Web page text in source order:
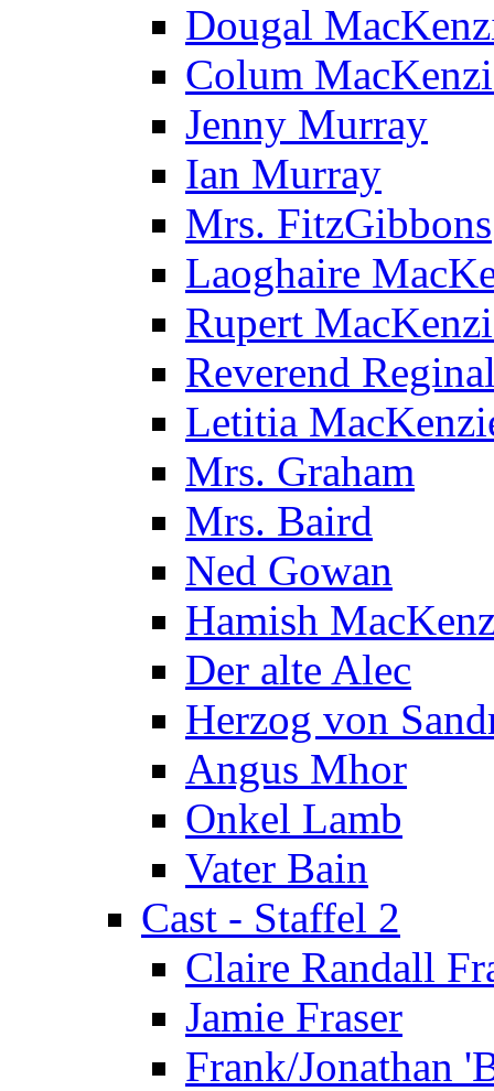
Dougal
Colum
Jenny Murray
Ian Murray
Mrs. FitzGibbons
Laoghaire
Rupert
Reverend
Letitia
Mrs. Graham
Mrs. Baird
Ned Gowan
Hamish
Der alte Alec
Herzog von
Angus Mhor
Onkel Lamb
Vater Bain
Cast - Staffel 2
Claire Randall
Jamie Fraser
Frank/Jonathan